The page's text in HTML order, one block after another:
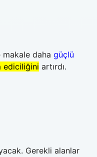
makale daha güçlü
ediciliğini artırdı.
Gerekli alanlar